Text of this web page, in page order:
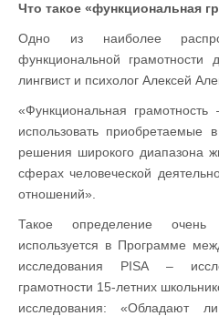
Что такое «функциональная
Одно из наиболее
функциональной грамотности
лингвист и психолог Алексей
«Функциональная грамотность
использовать приобретаемые
решения широкого диапазона
сферах человеческой
отношений».
Такое определение очень
используется в Программе
исследования PISA –
грамотности 15-летних
исследования: «Обладают